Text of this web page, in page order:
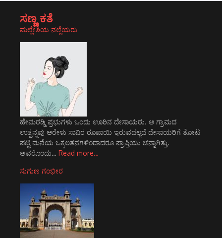
ಸಣ್ಣ ಕತೆ
ಮಲ್ಲೇಶಿಯ ನಲ್ಲೆಯರು
ಹೇಮರಡ್ಡಿ ಪ್ರಭುಗಳು ಒಂದು ಊರಿನ ದೇಸಾಯರು. ಆ ಗ್ರಾಮದ
ಉತ್ಪನ್ನವು ಆರೇಳು ಸಾವಿರ ರೂಪಾಯಿ ಇರುವದಲ್ಲದೆ ದೇಸಾಯರಿಗೆ ತೋಟ
ಪಟ್ಟಿ ಮನೆಯ ಒಕ್ಕಲತನಗಳಿಂದಾದರೂ ಪ್ರಾಪ್ತಿಯು ಚನ್ನಾಗಿತ್ತು.
ಅವರೊಂದು… Read more…
ಸುಗುಣ ಗಂಭೀರ